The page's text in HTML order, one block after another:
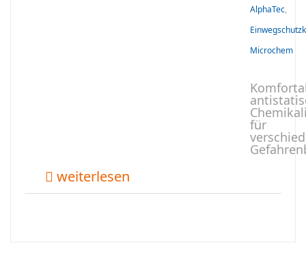
AlphaTec,
Microchem
für
weiterlesen